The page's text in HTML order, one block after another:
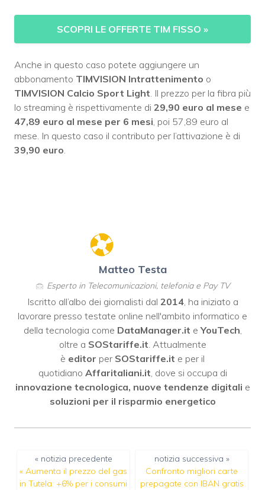
SCOPRI LE OFFERTE TIM FISSO »
Anche in questo caso potete aggiungere un
abbonamento TIMVISION Intrattenimento o
TIMVISION Calcio Sport Light. Il prezzo per la fibra più
lo streaming è rispettivamente di 29,90 euro al mese e
47,89 euro al mese per 6 mesi, poi 57,89 euro al
mese. In questo caso il contributo per l’attivazione è di
39,90 euro.
Matteo Testa
Esperto in Telecomunicazioni, telefonia e Pay TV
Iscritto all’albo dei giornalisti dal 2014, ha iniziato a
lavorare presso testate online nell'ambito informatico e
della tecnologia come DataManager.it eYouTech,
oltre a SOStariffe.it. Attualmente
è editor per SOStariffe.it e per il
quotidiano Affaritaliani.it, dove si occupa di
innovazione tecnologica, nuove tendenze digitali e
soluzioni per il risparmio energetico
« notizia precedente
« Aumenta il prezzo del gas
in Tutela: +6% per i consumi
notizia successiva »
Confronto migliori carte
prepagate con IBAN gratis